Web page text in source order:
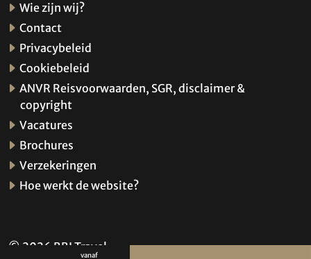
vanaf
Wie zijn wij?
Contact
Privacybeleid
Cookiebeleid
ANVR Reisvoorwaarden, SGR, disclaimer &
copyright
Vacatures
Brochures
Verzekeringen
Hoe werkt de website?
© 2026 BBI Travel